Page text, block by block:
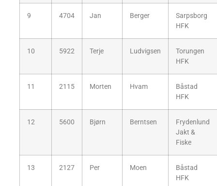
9 4704 Jan Berger
Sarpsborg
HFK
10 5922 Terje Ludvigsen
Torungen
HFK
11 2115 Morten Hvam
Båstad
HFK
12 5600 Bjørn Berntsen
Frydenlund
Jakt &
Fiske
13 2127 Per Moen
Båstad
HFK